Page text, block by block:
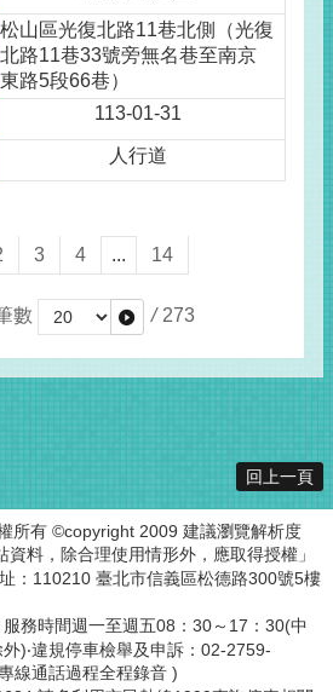
松山區光復北路11巷北側（光復
北路11巷33號旁無名巷至南京
東路5段66巷）
113-01-31
人行道
3 4 ... 14
數 / 273
回上一頁
所有 ©copyright 2009 建議瀏覽解析度
料，除合理使用情形外，應取得授權」
：110210 臺北市信義區松德路300號5樓
務時間週一至週五08：30～17：30(中
)‧違規停車檢舉及申訴：02-2759-
線通話過程全程錄音 )